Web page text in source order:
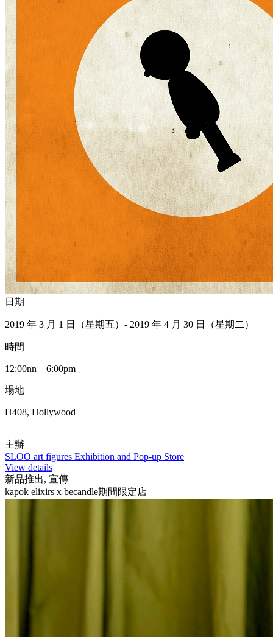
日期
2019 年 3 月 1 日（星期五）- 2019 年 4 月 30 日（星期二）
時間
12:00nn – 6:00pm
場地
H408, Hollywood
主辦
SLOO art figures Exhibition and Pop-up Store
View details
新品推出, 宣傳
kapok elixirs x becandle期間限定店